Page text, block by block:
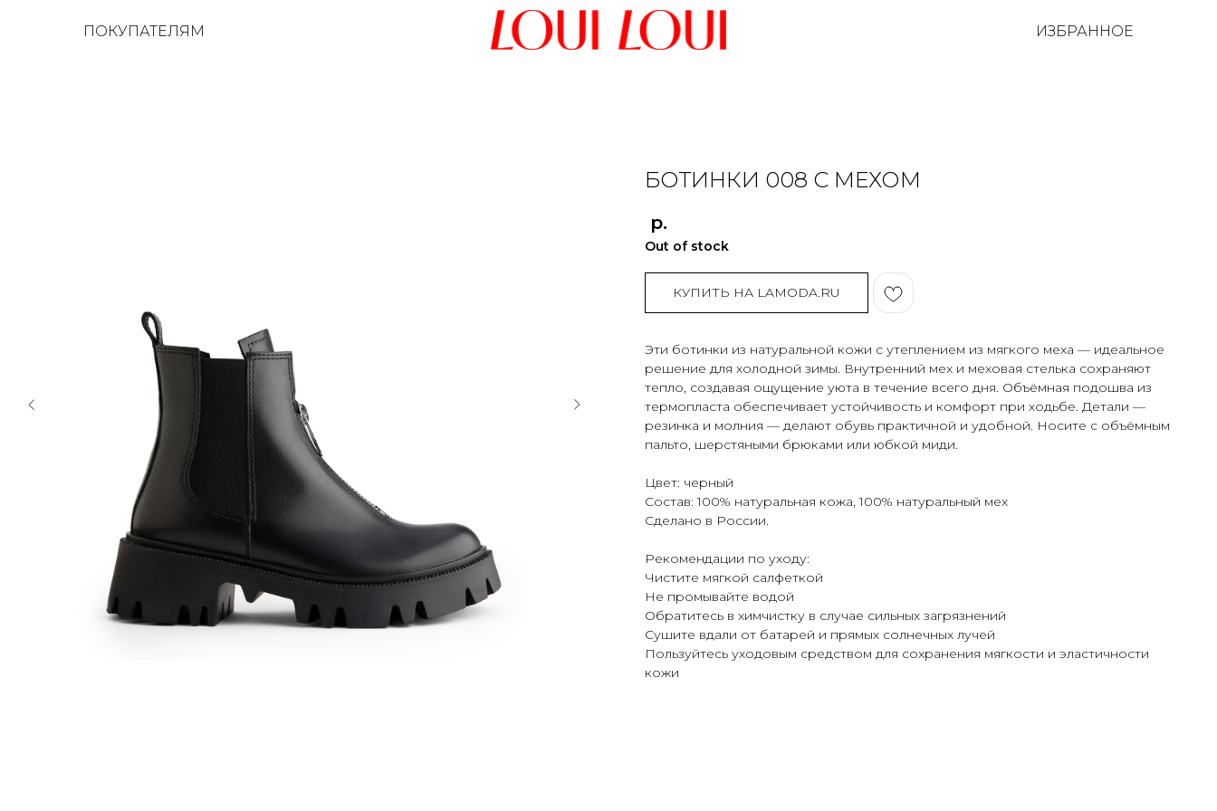
ПОКУПАТЕЛЯМ ИЗБРАННОЕ
БОТИНКИ 008 С МЕХОМ
р.
Out of stock
КУПИТЬ НА LAMODA.RU
Эти ботинки из натуральной кожи с утеплением из мягкого меха — идеальное
решение для холодной зимы. Внутренний мех и меховая стелька сохраняют
тепло, создавая ощущение уюта в течение всего дня. Объёмная подошва из
термопласта обеспечивает устойчивость и комфорт при ходьбе. Детали —
резинка и молния — делают обувь практичной и удобной. Носите с объёмным
пальто, шерстяными брюками или юбкой миди.
Цвет: черный
Состав: 100% натуральная кожа, 100% натуральный мех
Сделано в России.
Рекомендации по уходу:
Чистите мягкой салфеткой
Не промывайте водой
Обратитесь в химчистку в случае сильных загрязнений
Сушите вдали от батарей и прямых солнечных лучей
Пользуйтесь уходовым средством для сохранения мягкости и эластичности
кожи